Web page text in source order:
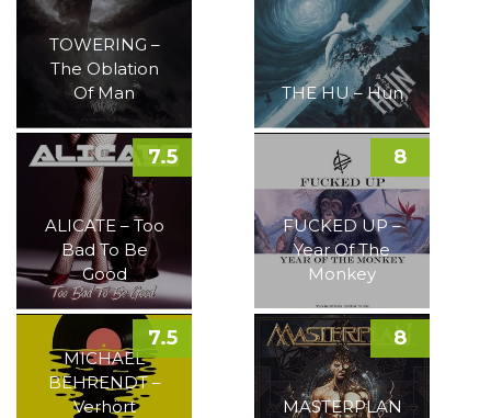
TOWERING –
The Oblation
Of Man
THE HU – Hun
ALICATE – Too
Bad To Be
Good
7.5
FUCKED UP –
Year Of The
Monkey
8
MICHAEL
BEHRENDT –
Verhört
7.5
MASTERPLAN
8